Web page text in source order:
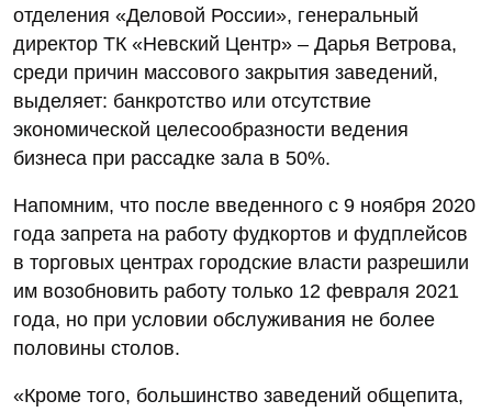
отделения «Деловой России», генеральный
директор ТК «Невский Центр» – Дарья Ветрова,
среди причин массового закрытия заведений,
выделяет: банкротство или отсутствие
экономической целесообразности ведения
бизнеса при рассадке зала в 50%.
Напомним, что после введенного с 9 ноября 2020
года запрета на работу фудкортов и фудплейсов
в торговых центрах городские власти разрешили
им возобновить работу только 12 февраля 2021
года, но при условии обслуживания не более
половины столов.
«Кроме того, большинство заведений общепита,